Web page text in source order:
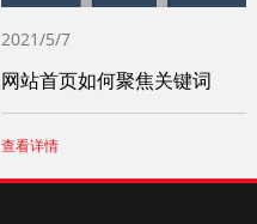
2021/5/7
网站首页如何聚焦关键词
查看详情